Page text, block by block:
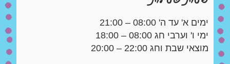
Summer
Camp
וידאו
צור קשר
'סגור תפריט'
ימים א' עד ה' 08:00 – 21:00
ימי ו' וערבי חג 08:00 – 18:00
מוצאי שבת וחג 22:00 – 20:00